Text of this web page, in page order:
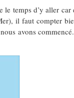
le temps d’y aller
il faut compter
avons